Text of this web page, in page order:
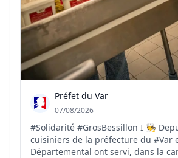
Préfet du Var
07/08/2026
#Solidarité #GrosBessillon I 🧑‍🍳
cuisiniers de la préfecture du #Var
Départemental ont servi, dans la